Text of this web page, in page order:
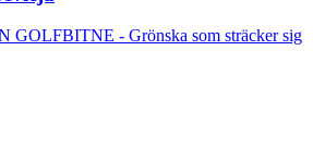
GOLFBITNE - Grönska som sträcker sig